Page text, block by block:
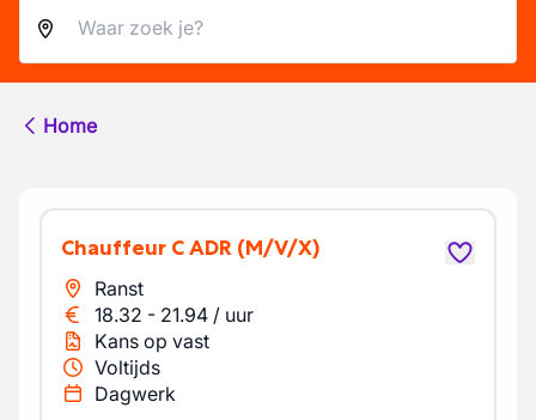
Home
Chauffeur C ADR (M/V/X)
Ranst
18.32 - 21.94 / uur
Kans op vast
Voltijds
Dagwerk